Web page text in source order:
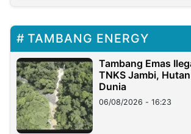
TAMBANG ENERGY
Tambang Emas
TNKS Jambi,
Dunia
06/08/2026 - 16:23